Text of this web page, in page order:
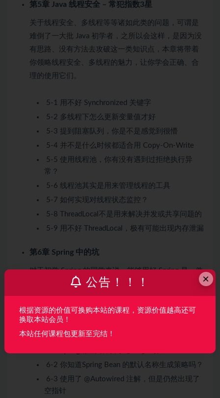
第5章 Java 线程安全 – 常犯指数3星
关于线程安全、多线程等等诸如此类的问题，可谓是
难倒了一大批 Java 初学者，之所以会这样，是因为没
有思路、没有方法去攻破这一类知识点，本章将带着
你领略线程安全、多线程的魅力，让你学会正确、合
理的使用它们。
5-1 用不好 Synchronized 关键字
5-2 多线程下怎么更新变量值才好
5-3 提到阻塞队列，你是不是感觉到很懵
5-4 并不是什么时候都适合用 Copy-On-Write
5-5 使用线程池，你有没有遇到过拒绝执行异
常？
5-6 线程池其实是用来管理线程的工具
5-7 如何实现对线程状态监控？
5-8 ThreadLocal不是用来解决并发或共享问题的
5-9 用不好 ThreadLocal，极有可能出现内存泄漏
第6章 Spring 中的坑
对于初学 Spring 的同学来说，能够用好 Spring 是一件
不容易的事，关于 Bean 的名称、自动注入、容器与上
下文的理解、Scope、循环依赖、事务等等问题是层出
不穷，本章将会带着你读懂 Spring 的特性，理解并用
好 Spring
6-2 你知道Spring Bean 的默认名称生成策略吗？
6-3 使用了 @Autowired 注解，但是仍然出现了
空指针
×
公告！！！
根据资源的价值可换购本站的课程，资源价值越高还可
换取本站会员！
本站任何课程包更新至完结！